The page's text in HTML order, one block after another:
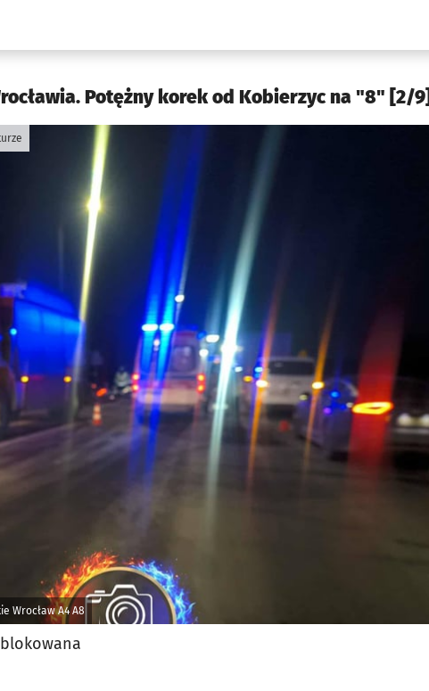
Potężny korek od Kobierzyc na "8" [2/9]
Wrocław A4 A8